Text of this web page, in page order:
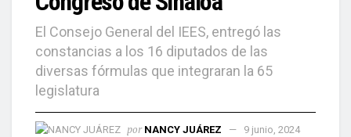
El Consejo General del IEES, entregó las
constancias a los 16 diputados de las
diversas fórmulas que integraran la 65
legislatura
por NANCY JUÁREZ 9 junio, 2024